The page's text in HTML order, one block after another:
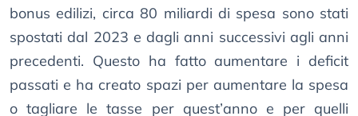
bonus edilizi, circa 80 miliardi di spesa sono stati
spostati dal 2023 e dagli anni successivi agli anni
precedenti. Questo ha fatto aumentare i deficit
passati e ha creato spazi per aumentare la spesa
o tagliare le tasse per quest’anno e per quelli